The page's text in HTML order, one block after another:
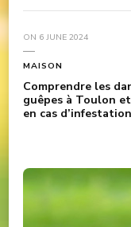
ON 6 JUNE 2024
MAISON
Comprendre les
guêpes à Toulon
en cas d’infestation